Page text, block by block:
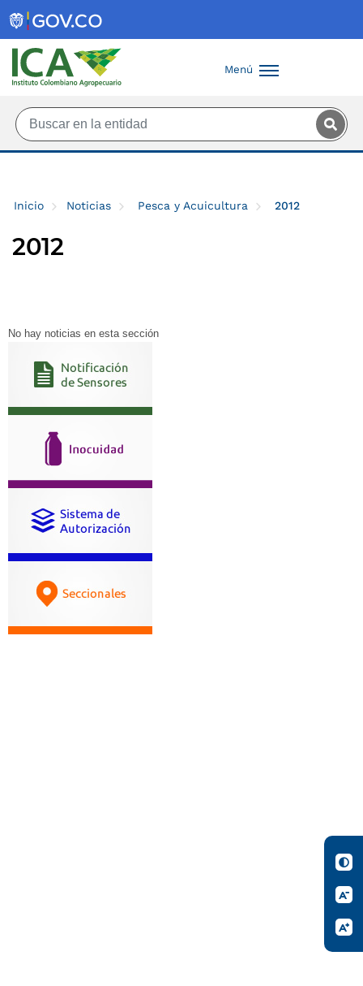
Menú
Inicio Noticias Pesca y Acuicultura 2012
2012
No hay noticias en esta sección